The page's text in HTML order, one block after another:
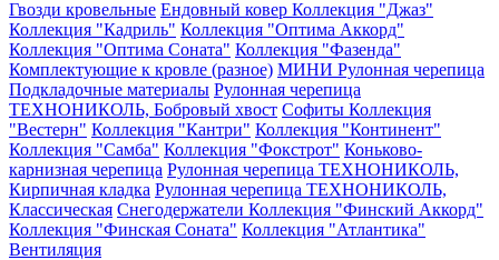
Гвозди кровельные Ендовный ковер Коллекция "Джаз"
Коллекция "Кадриль" Коллекция "Оптима Аккорд"
Коллекция "Оптима Соната" Коллекция "Фазенда"
Комплектующие к кровле (разное) МИНИ Рулонная черепица
Подкладочные материалы Рулонная черепица
ТЕХНОНИКОЛЬ, Бобровый хвост Софиты Коллекция
"Вестерн" Коллекция "Кантри" Коллекция "Континент"
Коллекция "Самба" Коллекция "Фокстрот" Коньково-
карнизная черепица Рулонная черепица ТЕХНОНИКОЛЬ,
Кирпичная кладка Рулонная черепица ТЕХНОНИКОЛЬ,
Классическая Снегодержатели Коллекция "Финский Аккорд"
Коллекция "Финская Соната" Коллекция "Атлантика"
Вентиляция